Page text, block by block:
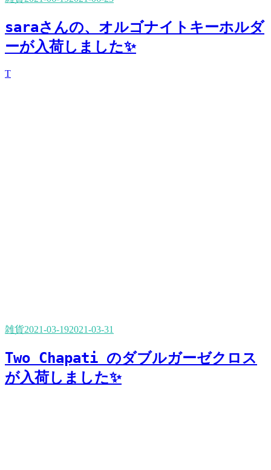
saraさんの、オルゴナイトキーホルダ
ーが入荷しました✨
T
雑貨2021-03-192021-03-31
Two Chapati のダブルガーゼクロス
が入荷しました✨